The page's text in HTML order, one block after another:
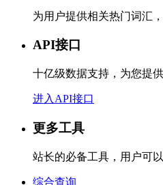
为用户提供相关热门词汇
API接口
十亿级数据支持，为您提
进入API接口
更多工具
站长的必备工具，用户可
综合查询